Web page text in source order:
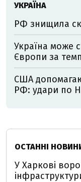
УКРАЇНА
РФ знищила
Україна може
Європи за
США
РФ: удари по
ОСТАННІ
У Харкові